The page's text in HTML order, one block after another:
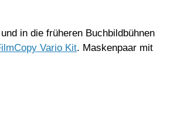
in die früheren Buchbildbühnen
Vario Kit. Maskenpaar mit